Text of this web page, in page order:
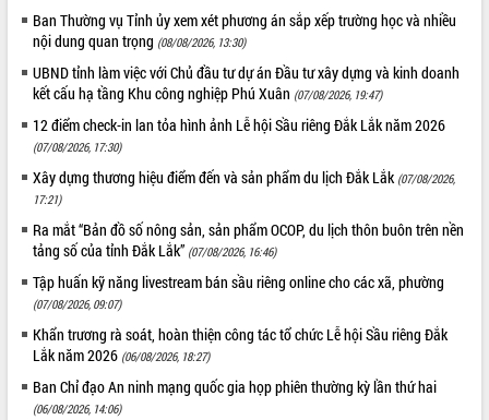
du khách thông qua Hệ thống cơ sở dữ
liệu và Bản đồ số
Tập huấn ứng dụng trí tuệ nhân tạo (AI)
trong thương mại điện tử năm 2026
Đoàn đại biểu Quốc hội tỉnh Đắk Lắk
trao đổi thông tin trước Kỳ họp thứ
nhất, Quốc hội khóa XVI
Quyết liệt cải cách hành chính, khơi
thông nguồn lực phát triển
Nâng cao hiệu lực, hiệu quả HĐND
Xã Ea Phê gắn cải cách hành chính với
chuyển đổi số
Phó Chủ tịch Thường trực UBND tỉnh
Hồ Thị Nguyên Thảo làm việc tại Trung
tâm Phục vụ hành chính công xã Ea
Phê
Ban Thường vụ Tỉnh ủy xem xét phương án sắp xếp trường học và nhiều
nội dung quan trọng (08/08/2026, 13:30)
UBND tỉnh làm việc với Chủ đầu tư dự án Đầu tư xây dựng và kinh doanh
kết cấu hạ tầng Khu công nghiệp Phú Xuân (07/08/2026, 19:47)
12 điểm check-in lan tỏa hình ảnh Lễ hội Sầu riêng Đắk Lắk năm 2026
(07/08/2026, 17:30)
Xây dựng thương hiệu điểm đến và sản phẩm du lịch Đắk Lắk (07/08/2026,
17:21)
Ra mắt “Bản đồ số nông sản, sản phẩm OCOP, du lịch thôn buôn trên nền
tảng số của tỉnh Đắk Lắk” (07/08/2026, 16:46)
Tập huấn kỹ năng livestream bán sầu riêng online cho các xã, phường
(07/08/2026, 09:07)
Khẩn trương rà soát, hoàn thiện công tác tổ chức Lễ hội Sầu riêng Đắk
Lắk năm 2026 (06/08/2026, 18:27)
Ban Chỉ đạo An ninh mạng quốc gia họp phiên thường kỳ lần thứ hai
(06/08/2026, 14:06)